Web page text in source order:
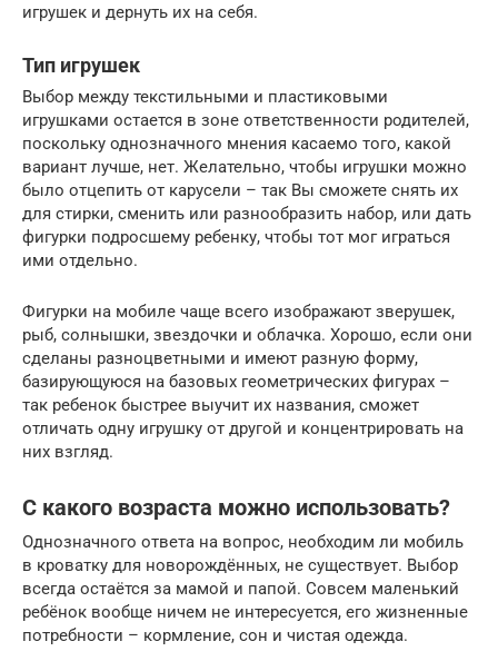
игрушек и дернуть их на себя.
Тип игрушек
Выбор между текстильными и пластиковыми
игрушками остается в зоне ответственности родителей,
поскольку однозначного мнения касаемо того, какой
вариант лучше, нет. Желательно, чтобы игрушки можно
было отцепить от карусели – так Вы сможете снять их
для стирки, сменить или разнообразить набор, или дать
фигурки подросшему ребенку, чтобы тот мог играться
ими отдельно.
Фигурки на мобиле чаще всего изображают зверушек,
рыб, солнышки, звездочки и облачка. Хорошо, если они
сделаны разноцветными и имеют разную форму,
базирующуюся на базовых геометрических фигурах –
так ребенок быстрее выучит их названия, сможет
отличать одну игрушку от другой и концентрировать на
них взгляд.
С какого возраста можно использовать?
Однозначного ответа на вопрос, необходим ли мобиль
в кроватку для новорождённых, не существует. Выбор
всегда остаётся за мамой и папой. Совсем маленький
ребёнок вообще ничем не интересуется, его жизненные
потребности – кормление, сон и чистая одежда.